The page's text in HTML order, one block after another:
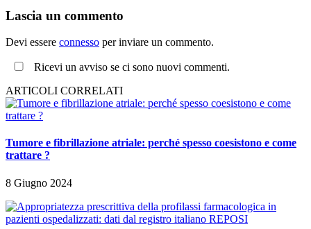
Lascia un commento
Devi essere connesso per inviare un commento.
Ricevi un avviso se ci sono nuovi commenti.
ARTICOLI CORRELATI
Tumore e fibrillazione atriale: perché spesso coesistono e come
trattare ?
8 Giugno 2024